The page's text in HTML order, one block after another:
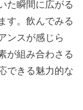
た瞬間に広がる
す。飲んでみる
ンスが感じら
が組み合わさる
できる魅力的な